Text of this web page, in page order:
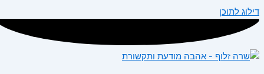
דילוג לתוכן